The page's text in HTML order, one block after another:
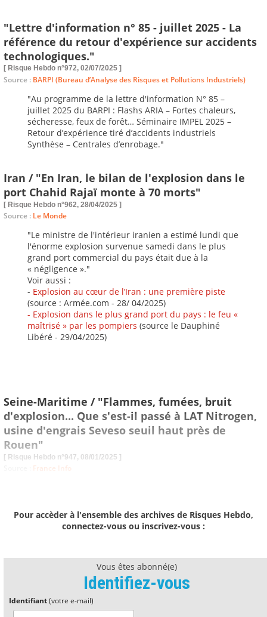
"Lettre d'information n° 85 - juillet 2025 - La
référence du retour d'expérience sur accidents
technologiques."
[ Risque Hebdo n°972, 02/07/2025 ]
Source : BARPI (Bureau d’Analyse des Risques et Pollutions Industriels)
"Au programme de la lettre d'information N° 85 –
juillet 2025 du BARPI : Flashs ARIA – Fortes chaleurs,
sécheresse, feux de forêt… Séminaire IMPEL 2025 –
Retour d’expérience tiré d’accidents industriels
Synthèse – Centrales d’enrobage."
Iran / "En Iran, le bilan de l'explosion dans le
port Chahid Rajaï monte à 70 morts"
[ Risque Hebdo n°962, 28/04/2025 ]
Source : Le Monde
"Le ministre de l'intérieur iranien a estimé lundi que
l'énorme explosion survenue samedi dans le plus
grand port commercial du pays était due à la
« négligence »."
Voir aussi :
- Explosion au cœur de l’Iran : une première piste
(source : Armée.com - 28/ 04/2025)
- Explosion dans le plus grand port du pays : le feu «
maîtrisé » par les pompiers (source le Dauphiné
Libéré - 29/04/2025)
Seine-Maritime / "Flammes, fumées, bruit
d'explosion... Que s'est-il passé à LAT Nitrogen,
usine d'engrais Seveso seuil haut près de
Rouen"
[ Risque Hebdo n°947, 08/01/2025 ]
France Info
Pour accèder à l'ensemble des archives de Risques Hebdo,
connectez-vous ou inscrivez-vous :
Vous êtes abonné(e)
Identifiez-vous
Identifiant(votre e-mail)